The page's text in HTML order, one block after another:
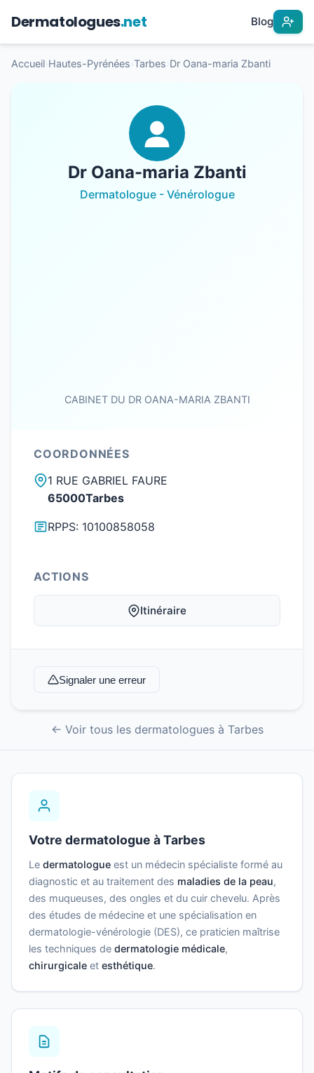
Dermatologues.net Blog
Accueil Hautes-Pyrénées Tarbes Dr Oana-maria Zbanti
Dr Oana-maria Zbanti
Dermatologue - Vénérologue
CABINET DU DR OANA-MARIA ZBANTI
COORDONNÉES
1 RUE GABRIEL FAURE
65000Tarbes
RPPS: 10100858058
ACTIONS
Itinéraire
Signaler une erreur
← Voir tous les dermatologues à Tarbes
Votre dermatologue à Tarbes
Le dermatologue est un médecin spécialiste formé au
diagnostic et au traitement des maladies de la peau,
des muqueuses, des ongles et du cuir chevelu. Après
des études de médecine et une spécialisation en
dermatologie-vénérologie (DES), ce praticien maîtrise
les techniques de dermatologie médicale,
chirurgicale et esthétique.